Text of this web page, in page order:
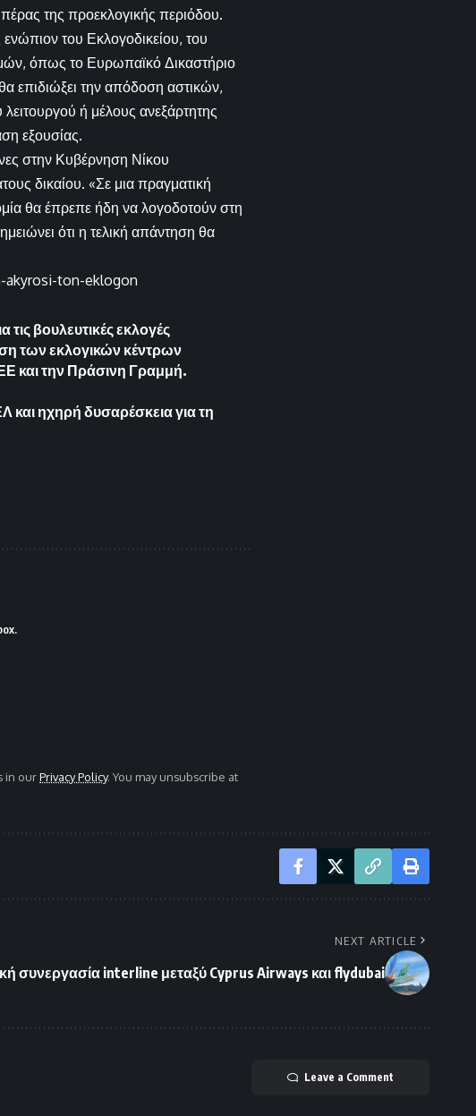
της προεκλογικής περιόδου.
του Εκλογοδικείου, του
όπως το Ευρωπαϊκό Δικαστήριο
επιδιώξει την απόδοση αστικών,
ή μέλους ανεξάρτητης
εξουσίας.
στην Κυβέρνηση Νίκου
δικαίου. «Σε μια πραγματική
θα έπρεπε ήδη να λογοδοτούν στη
ότι η τελική απάντηση θα
ton-eklogon
βουλευτικές εκλογές
των εκλογικών κέντρων
και την Πράσινη Γραμμή.
ηχηρή δυσαρέσκεια για τη
in ourPrivacy Policy. You may unsubscribe at
NEXT ARTICLE
συνεργασία interline μεταξύ Cyprus Airways και flydubai
Leave a Comment